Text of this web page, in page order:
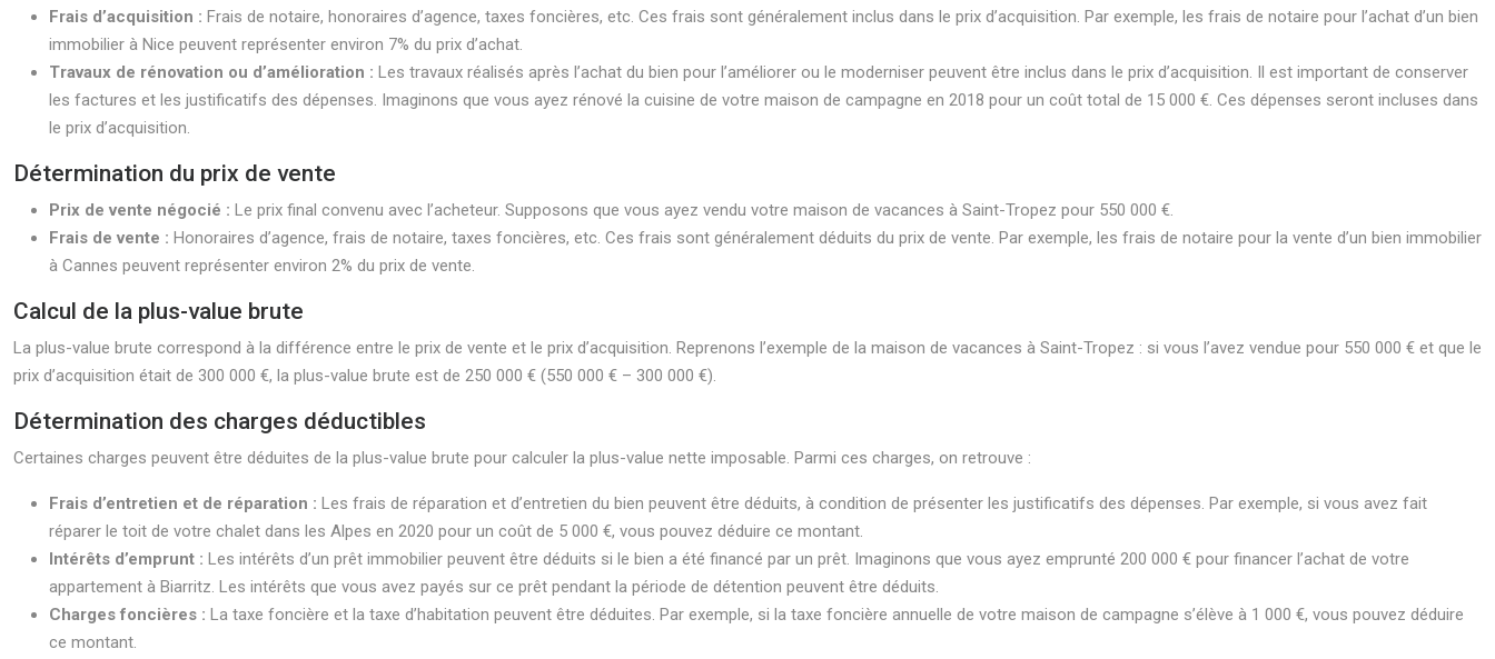
Frais d’acquisition : Frais de notaire, honoraires d’agence, taxes foncières, etc. Ces frais sont généralement inclus dans le prix d’acquisition. Par exemple, les frais de notaire pour l’achat d’un bien
immobilier à Nice peuvent représenter environ 7% du prix d’achat.
Travaux de rénovation ou d’amélioration : Les travaux réalisés après l’achat du bien pour l’améliorer ou le moderniser peuvent être inclus dans le prix d’acquisition. Il est important de conserver
les factures et les justificatifs des dépenses. Imaginons que vous ayez rénové la cuisine de votre maison de campagne en 2018 pour un coût total de 15 000 €. Ces dépenses seront incluses dans
le prix d’acquisition.
Détermination du prix de vente
Prix de vente négocié : Le prix final convenu avec l’acheteur. Supposons que vous ayez vendu votre maison de vacances à Saint-Tropez pour 550 000 €.
Frais de vente : Honoraires d’agence, frais de notaire, taxes foncières, etc. Ces frais sont généralement déduits du prix de vente. Par exemple, les frais de notaire pour la vente d’un bien immobilier
à Cannes peuvent représenter environ 2% du prix de vente.
Calcul de la plus-value brute
La plus-value brute correspond à la différence entre le prix de vente et le prix d’acquisition. Reprenons l’exemple de la maison de vacances à Saint-Tropez : si vous l’avez vendue pour 550 000 € et que le
prix d’acquisition était de 300 000 €, la plus-value brute est de 250 000 € (550 000 € – 300 000 €).
Détermination des charges déductibles
Certaines charges peuvent être déduites de la plus-value brute pour calculer la plus-value nette imposable. Parmi ces charges, on retrouve :
Frais d’entretien et de réparation : Les frais de réparation et d’entretien du bien peuvent être déduits, à condition de présenter les justificatifs des dépenses. Par exemple, si vous avez fait
réparer le toit de votre chalet dans les Alpes en 2020 pour un coût de 5 000 €, vous pouvez déduire ce montant.
Intérêts d’emprunt : Les intérêts d’un prêt immobilier peuvent être déduits si le bien a été financé par un prêt. Imaginons que vous ayez emprunté 200 000 € pour financer l’achat de votre
appartement à Biarritz. Les intérêts que vous avez payés sur ce prêt pendant la période de détention peuvent être déduits.
Charges foncières : La taxe foncière et la taxe d’habitation peuvent être déduites. Par exemple, si la taxe foncière annuelle de votre maison de campagne s’élève à 1 000 €, vous pouvez déduire
ce montant.